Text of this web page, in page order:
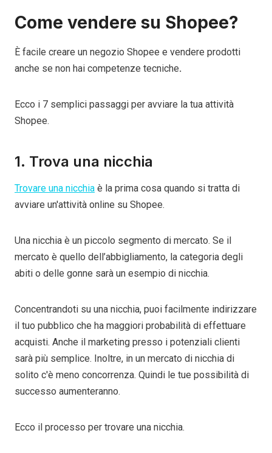
Come vendere su Shopee?
È facile creare un negozio Shopee e vendere prodotti
anche se non hai competenze tecniche.
Ecco i 7 semplici passaggi per avviare la tua attività
Shopee.
1. Trova una nicchia
Trovare una nicchia è la prima cosa quando si tratta di
avviare un'attività online su Shopee.
Una nicchia è un piccolo segmento di mercato. Se il
mercato è quello dell’abbigliamento, la categoria degli
abiti o delle gonne sarà un esempio di nicchia.
Concentrandoti su una nicchia, puoi facilmente indirizzare
il tuo pubblico che ha maggiori probabilità di effettuare
acquisti. Anche il marketing presso i potenziali clienti
sarà più semplice. Inoltre, in un mercato di nicchia di
solito c'è meno concorrenza. Quindi le tue possibilità di
successo aumenteranno.
Ecco il processo per trovare una nicchia.